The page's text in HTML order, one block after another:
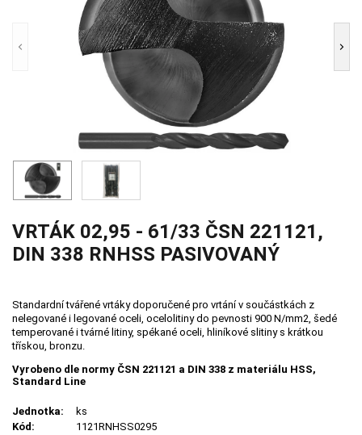
VRTÁK 02,95 - 61/33 ČSN 221121,
DIN 338 RNHSS PASIVOVANÝ
Standardní tvářené vrtáky doporučené pro vrtání v součástkách z
nelegované i legované oceli, ocelolitiny do pevnosti 900 N/mm2, šedé
temperované i tvárné litiny, spékané oceli, hliníkové slitiny s krátkou
třískou, bronzu.
Vyrobeno dle normy ČSN 221121 a DIN 338 z materiálu HSS,
Standard Line
Jednotka:
ks
Kód:
1121RNHSS0295